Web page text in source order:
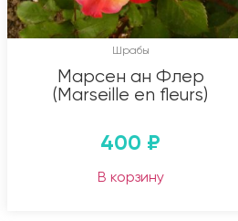
Шрабы
Марсен ан Флер
(Marseille en fleurs)
400 ₽
В корзину